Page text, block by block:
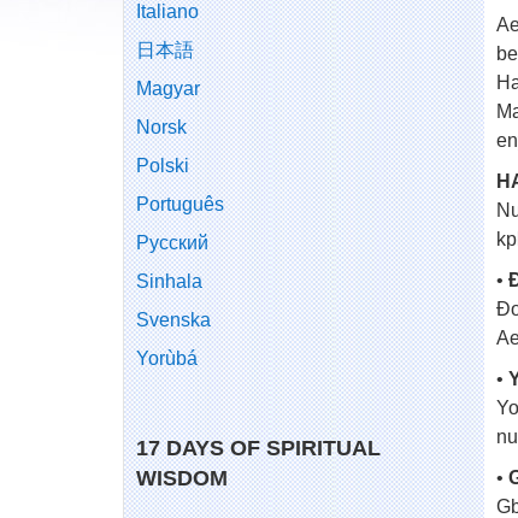
Italiano
日本語
Magyar
Norsk
Polski
Português
Русский
Sinhala
Svenska
Yorùbá
17 DAYS OF SPIRITUAL
WISDOM
•
•
•